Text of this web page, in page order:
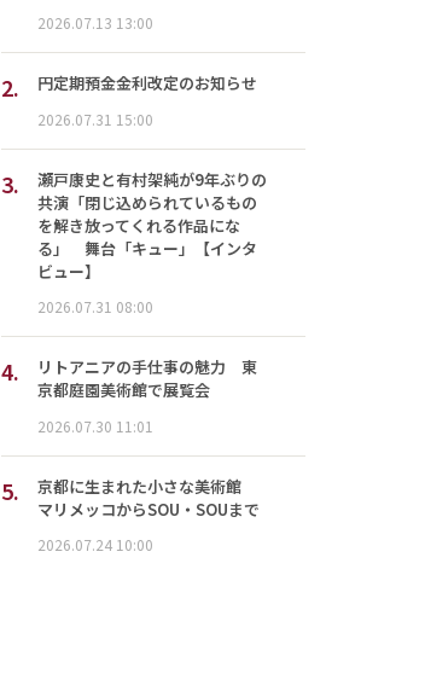
2026.07.13 13:00
2. 円定期預金金利改定のお知らせ
2026.07.31 15:00
3.
瀬戸康史と有村架純が9年ぶりの
共演「閉じ込められているもの
を解き放ってくれる作品にな
る」 舞台「キュー」【インタ
ビュー】
2026.07.31 08:00
4.
リトアニアの手仕事の魅力 東
京都庭園美術館で展覧会
2026.07.30 11:01
5.
京都に生まれた小さな美術館
マリメッコからSOU・SOUまで
2026.07.24 10:00